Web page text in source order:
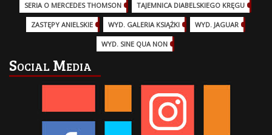
SERIA O MERCEDES THOMSON (11)TAJEMNICA DIABELSKIEGO KRĘGU
ZASTĘPY ANIELSKIE WYD. GALERIA KSIĄŻKI WYD. JAGUAR
WYD. SINE QUA NON
Social Media